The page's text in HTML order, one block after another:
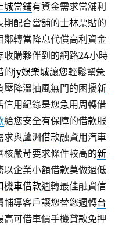
城當鋪有資金需求當舖利
期配合當舖的士林票貼的
轉當降息代償高利資金
收購夥伴到的網路24小時
的jy娛樂城讓您輕鬆幫急
壓降溫抽風無門的困擾新
信用紀錄是您急用周轉借
給您安全有保障的借款服
求與蘆洲借款融資用汽車
核嚴苛要求條件較高的新
以企業小額借款莫做過低
機車借款週轉最佳融資信
輔導客戶讓您替您週轉台
高可借車價手機貸款免押